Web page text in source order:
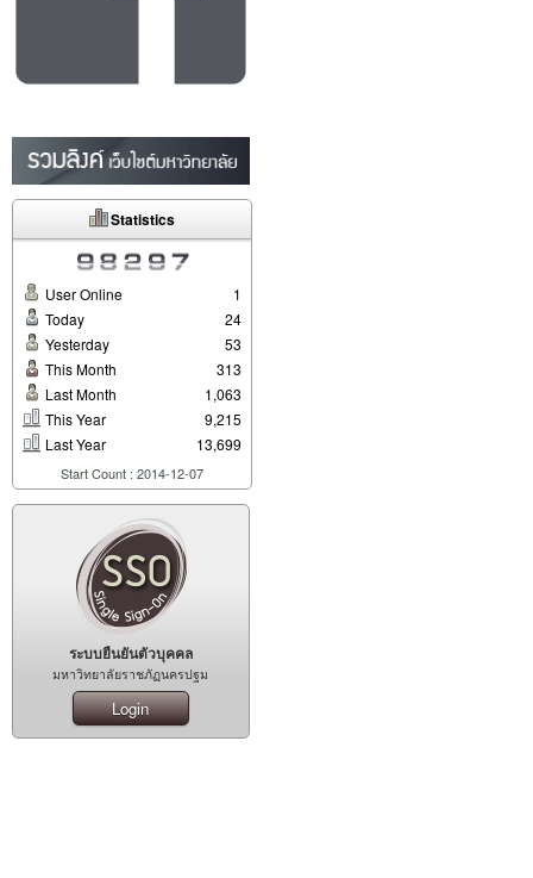
Statistics
User Online
1
Today
24
Yesterday
53
This Month
313
Last Month
1,063
This Year
9,215
Last Year
13,699
Start Count : 2014-12-07
ระบบยืนยันตัวบุคคล
มหาวิทยาลัยราชภัฏนครปฐม
Login